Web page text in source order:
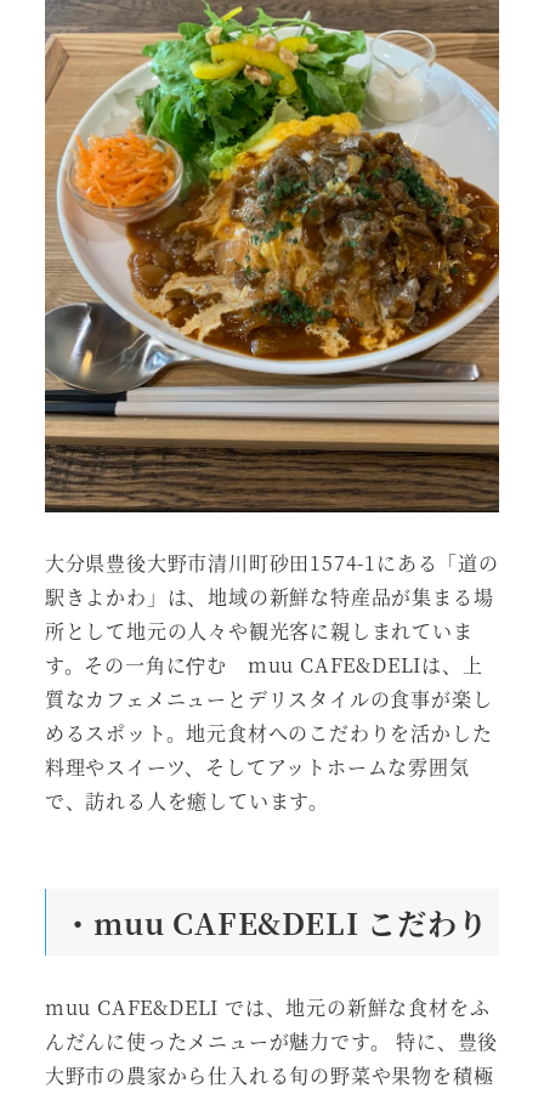
大分県豊後大野市清川町砂田1574-1にある「道の
駅きよかわ」は、地域の新鮮な特産品が集まる場
所として地元の人々や観光客に親しまれていま
す。その一角に佇む muu CAFE&DELIは、上
質なカフェメニューとデリスタイルの食事が楽し
めるスポット。地元食材へのこだわりを活かした
料理やスイーツ、そしてアットホームな雰囲気
で、訪れる人を癒しています。
・muu CAFE&DELI こだわり
muu CAFE&DELI では、地元の新鮮な食材をふ
んだんに使ったメニューが魅力です。 特に、豊後
大野市の農家から仕入れる旬の野菜や果物を積極